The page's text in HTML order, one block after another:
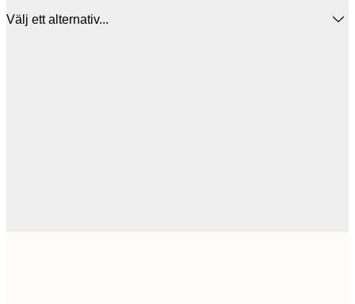
Välj ett alternativ...